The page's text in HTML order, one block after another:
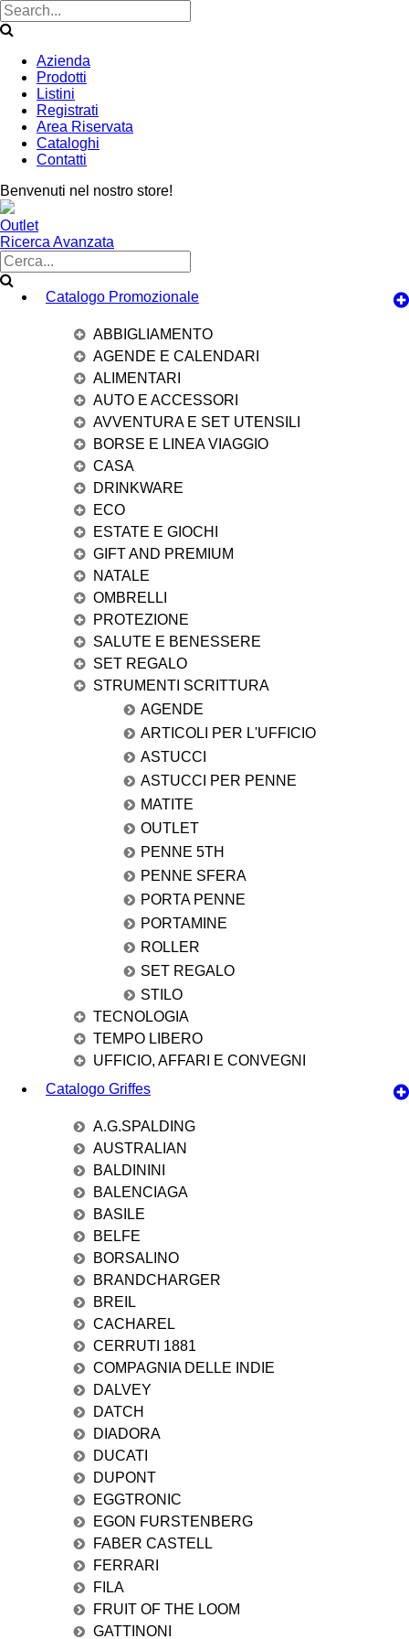
Azienda
Prodotti
Listini
Registrati
Area Riservata
Cataloghi
Contatti
Benvenuti nel nostro store!
Outlet
Ricerca Avanzata
Catalogo Promozionale
ABBIGLIAMENTO
AGENDE E CALENDARI
ALIMENTARI
AUTO E ACCESSORI
AVVENTURA E SET UTENSILI
BORSE E LINEA VIAGGIO
CASA
DRINKWARE
ECO
ESTATE E GIOCHI
GIFT AND PREMIUM
NATALE
OMBRELLI
PROTEZIONE
SALUTE E BENESSERE
SET REGALO
STRUMENTI SCRITTURA
AGENDE
ARTICOLI PER L'UFFICIO
ASTUCCI
ASTUCCI PER PENNE
MATITE
OUTLET
PENNE 5TH
PENNE SFERA
PORTA PENNE
PORTAMINE
ROLLER
SET REGALO
STILO
TECNOLOGIA
TEMPO LIBERO
UFFICIO, AFFARI E CONVEGNI
Catalogo Griffes
A.G.SPALDING
AUSTRALIAN
BALDININI
BALENCIAGA
BASILE
BELFE
BORSALINO
BRANDCHARGER
BREIL
CACHAREL
CERRUTI 1881
COMPAGNIA DELLE INDIE
DALVEY
DATCH
DIADORA
DUCATI
DUPONT
EGGTRONIC
EGON FURSTENBERG
FABER CASTELL
FERRARI
FILA
FRUIT OF THE LOOM
GATTINONI